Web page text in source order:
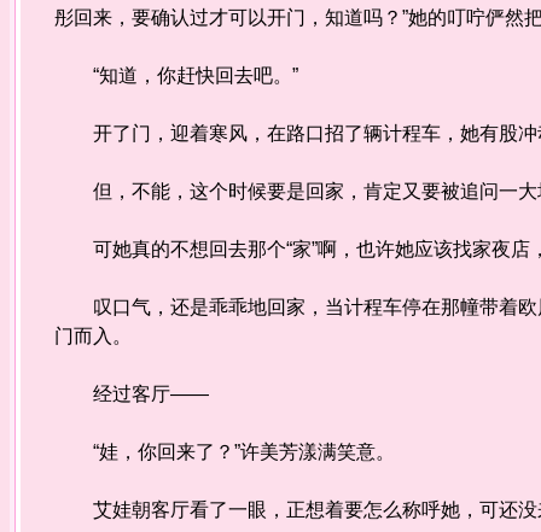
彤回来，要确认过才可以开门，知道吗？”她的叮咛俨然
“知道，你赶快回去吧。”
开了门，迎着寒风，在路口招了辆计程车，她有股冲
但，不能，这个时候要是回家，肯定又要被追问一大
可她真的不想回去那个“家”啊，也许她应该找家夜店
叹口气，还是乖乖地回家，当计程车停在那幢带着欧
门而入。
经过客厅——
“娃，你回来了？”许美芳漾满笑意。
艾娃朝客厅看了一眼，正想着要怎么称呼她，可还没